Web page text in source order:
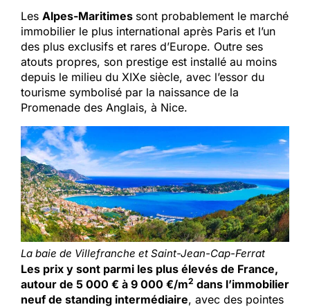
Les Alpes-Maritimes sont probablement le marché
immobilier le plus international après Paris et l’un
des plus exclusifs et rares d’Europe. Outre ses
atouts propres, son prestige est installé au moins
depuis le milieu du XIXe siècle, avec l’essor du
tourisme symbolisé par la naissance de la
Promenade des Anglais, à Nice.
La baie de Villefranche et Saint-Jean-Cap-Ferrat
Les prix y sont parmi les plus élevés de France,
autour de 5 000 € à 9 000 €/m2 dans l’immobilier
neuf de standing intermédiaire, avec des pointes